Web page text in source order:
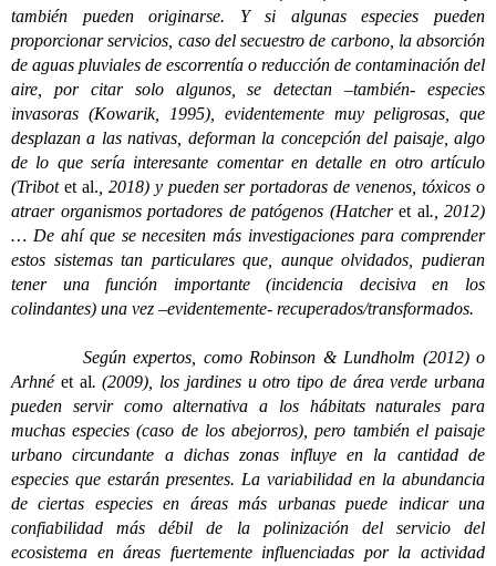
también pueden originarse. Y si algunas especies pueden
proporcionar servicios, caso del secuestro de carbono, la absorción
de aguas pluviales de escorrentía o reducción de contaminación del
aire, por citar solo algunos, se detectan –también- especies
invasoras (Kowarik, 1995), evidentemente muy peligrosas, que
desplazan a las nativas, deforman la concepción del paisaje, algo
de lo que sería interesante comentar en detalle en otro artículo
(Tribot et al. , 2018) y pueden ser portadoras de venenos, tóxicos o
atraer organismos portadores de patógenos (Hatcher et al., 2012)
… De ahí que se necesiten más investigaciones para comprender
estos sistemas tan particulares que, aunque olvidados, pudieran
tener una función importante (incidencia decisiva en los
colindantes) una vez –evidentemente- recuperados/transformados.
Según expertos, como Robinson & Lundholm (2012) o
Arhné et al. (2009), los jardines u otro tipo de área verde urbana
pueden servir como alternativa a los hábitats naturales para
muchas especies (caso de los abejorros), pero también el paisaje
urbano circundante a dichas zonas influye en la cantidad de
especies que estarán presentes. La variabilidad en la abundancia
de ciertas especies en áreas más urbanas puede indicar una
confiabilidad más débil de la polinización del servicio del
ecosistema en áreas fuertemente influenciadas por la actividad